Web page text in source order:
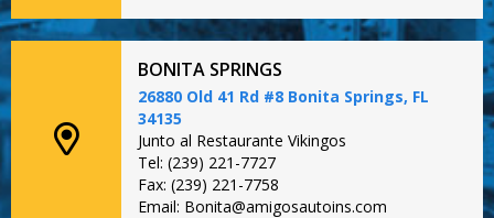
BONITA SPRINGS
26880 Old 41 Rd #8 Bonita Springs, FL
34135
Junto al Restaurante Vikingos
Tel: (239) 221-7727
Fax: (239) 221-7758
Email: Bonita@amigosautoins.com